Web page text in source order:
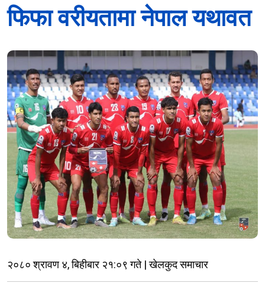
फिफा वरीयतामा नेपाल यथावत
२०८० श्रावण ४, बिहीबार २१:०९ गते | खेलकुद समाचार